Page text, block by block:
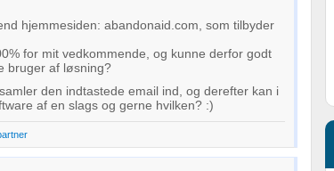
hjemmesiden: abandonaid.com, som tilbyder
for mit vedkommende, og kunne derfor godt
bruger af løsning?
den indtastede email ind, og derefter kan i
af en slags og gerne hvilken? :)